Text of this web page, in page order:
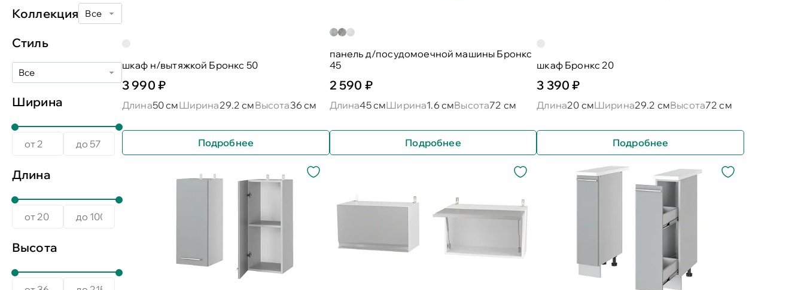
Коллекция Все
Стиль
Все
Ширина
Длина
Высота
шкаф н/вытяжкой Бронкс 50
3 990 ₽
Длина50 смШирина29.2 смВысота36 см
Подробнее
панель д/посудомоечной машины Бронкс
45
2 590 ₽
Длина45 смШирина1.6 смВысота72 см
Подробнее
шкаф Бронкс 20
3 390 ₽
Длина20 смШирина29.2 смВысота72 см
Подробнее